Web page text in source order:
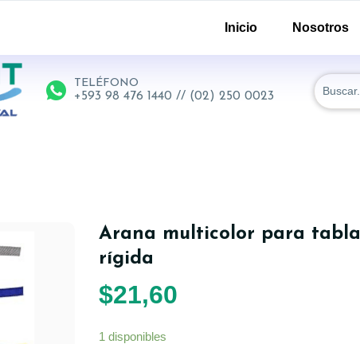
TELÉFONO
+593 98 476 1440 // (02) 250 0023
Inicio Nosotros
Arana multicolor para tabla
rígida
$21,60
1 disponibles